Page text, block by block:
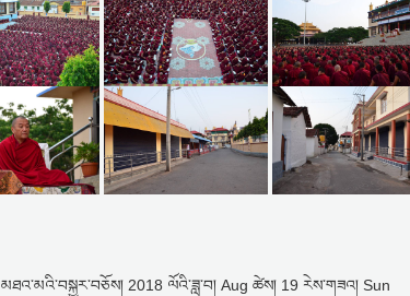
མཐའ་མའི་བསྐྱར་བཅོས། 2018 ལོའི་ཟླ་བ། Aug ཚེས། 19 རེས་གཟའ། Sun